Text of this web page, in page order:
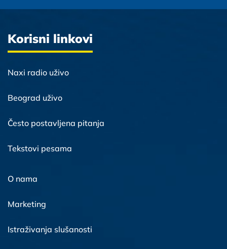
Korisni linkovi
Naxi radio uživo
Beograd uživo
Često postavljena pitanja
Tekstovi pesama
O nama
Marketing
Istraživanja slušanosti